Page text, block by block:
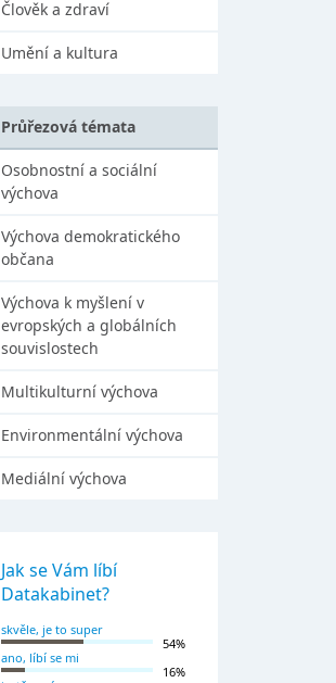
Člověk a zdraví
Umění a kultura
Průřezová témata
Osobnostní a sociální
výchova
Výchova demokratického
občana
Výchova k myšlení v
evropských a globálních
souvislostech
Multikulturní výchova
Environmentální výchova
Mediální výchova
Jak se Vám líbí
Datakabinet?
skvěle, je to super
54%
ano, líbí se mi
16%